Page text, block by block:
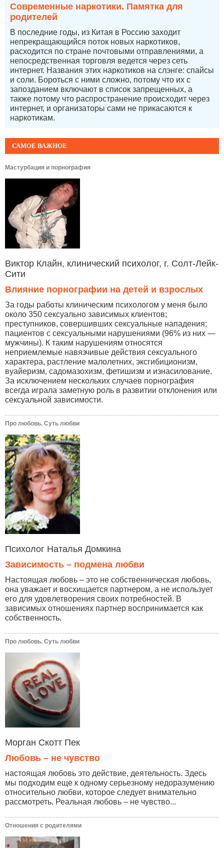
САМОЕ ВАЖНОЕ
Мастурбация и порнография
Виктор Клайн, клинический психолог, г. Солт-Лейк-
Сити
Влияние порнографии на детей и взрослых
За годы работы клиническим психологом у меня было
около 350 сексуально зависимых клиентов;
преступников, совершивших сексуальные нападения;
пациентов с сексуальными нарушениями (96% из них —
мужчины). К таким нарушениям относятся
неприемлемые навязчивые действия сексуального
характера, растление малолетних, эксгибиционизм,
вуайеризм, садомазохизм, фетишизм и изнасилование.
За исключением нескольких случаев порнография
всегда играла заметную роль в развитии отклонения или
сексуальной зависимости.
Про любовь. Суть любви
Психолог Наталья Домкина
Зависимость – подмена любви
Настоящая любовь – это не собственническая любовь,
она уважает и восхищается партнером, а не использует
его для удовлетворения своих потребностей. В
зависимых отношениях партнер воспринимается как
собственность.
Про любовь. Суть любви
Морган Скотт Пек
Любовь – не чувство
настоящая любовь это действие, деятельность. Здесь
мы подходим еще к одному серьезному недоразумению
относительно любви, которое следует внимательно
рассмотреть. Реальная любовь – не чувство...
Отношения с родителями
Современные наркотики. Памятка для
родителей
В последние годы, из Китая в Россию заходит
непрекращающийся поток новых наркотиков,
расходится по стране почтовыми отправлениями, а
непосредственная торговля ведется через сеть
интернет. Названия этих наркотиков на слэнге: спайсы
и соли. Бороться с ними сложно, потому что их с
запозданием включают в список запрещенных, а
также потому что распространение происходит через
интернет, и организаторы сами не прикасаются к
наркотикам.